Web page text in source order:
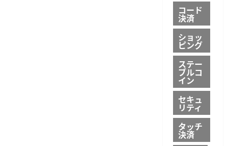
コード
決済
ショッ
ピング
ステー
ブルコ
イン
セキュ
リティ
タッチ
決済